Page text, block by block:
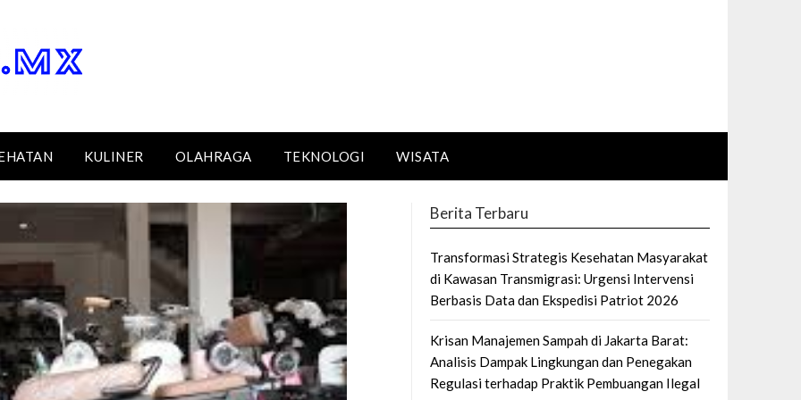
KULINER OLAHRAGA TEKNOLOGI WISATA
Berita Terbaru
Transformasi Strategis Kesehatan Masyarakat
di Kawasan Transmigrasi: Urgensi Intervensi
Berbasis Data dan Ekspedisi Patriot 2026
Krisan Manajemen Sampah di Jakarta Barat:
Analisis Dampak Lingkungan dan Penegakan
Regulasi terhadap Praktik Pembuangan Ilegal